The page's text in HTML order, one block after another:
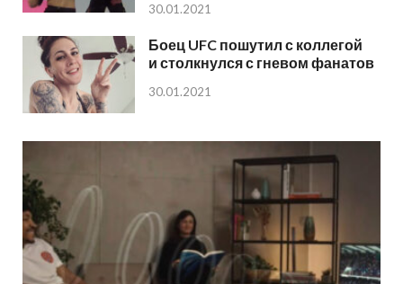
30.01.2021
Боец UFC пошутил с коллегой
и столкнулся с гневом фанатов
30.01.2021